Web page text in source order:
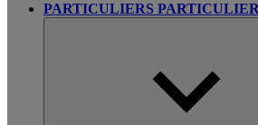
PARTICULIERS